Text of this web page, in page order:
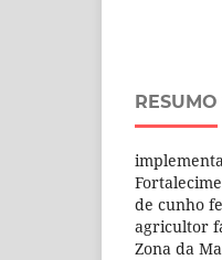
RESUMO
de cunho
agricultor
Zona da